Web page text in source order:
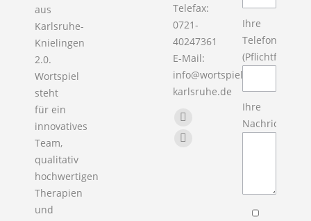
aus
Karlsruhe-
Knielingen
2.0.
Wortspiel
steht
für ein
innovatives
Team,
qualitativ
hochwertigen
Therapien
und
Telefax:
0721-
40247361
E-Mail:
info@wortspiel-
karlsruhe.de
Finden Sie uns auf:
Facebook
page
X
Ihre
Telefon
(Pflichtfeld)
Ihre
Nachricht